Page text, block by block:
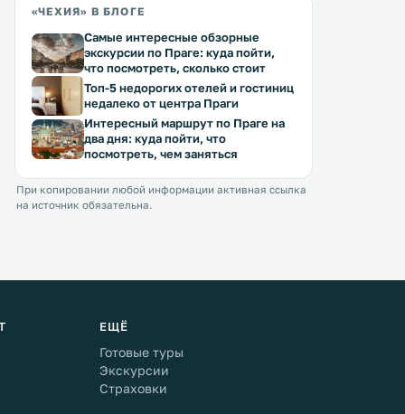
«ЧЕХИЯ» В БЛОГЕ
Самые интересные обзорные
экскурсии по Праге: куда пойти,
что посмотреть, сколько стоит
Топ-5 недорогих отелей и гостиниц
недалеко от центра Праги
Интересный маршрут по Праге на
два дня: куда пойти, что
посмотреть, чем заняться
При копировании любой информации активная ссылка
на источник обязательна.
ЕЩЁ
Готовые туры
Экскурсии
Страховки